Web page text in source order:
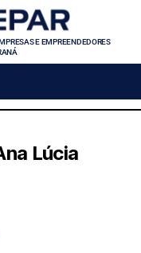
E EMPREENDEDORES
Lúcia